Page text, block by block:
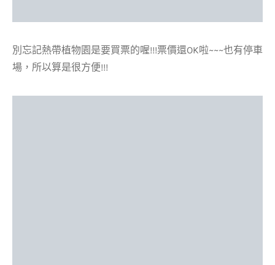
別忘記熱帶植物園是要買票的喔!!!票價還OK啦~~~也有停車
場，所以算是很方便!!!